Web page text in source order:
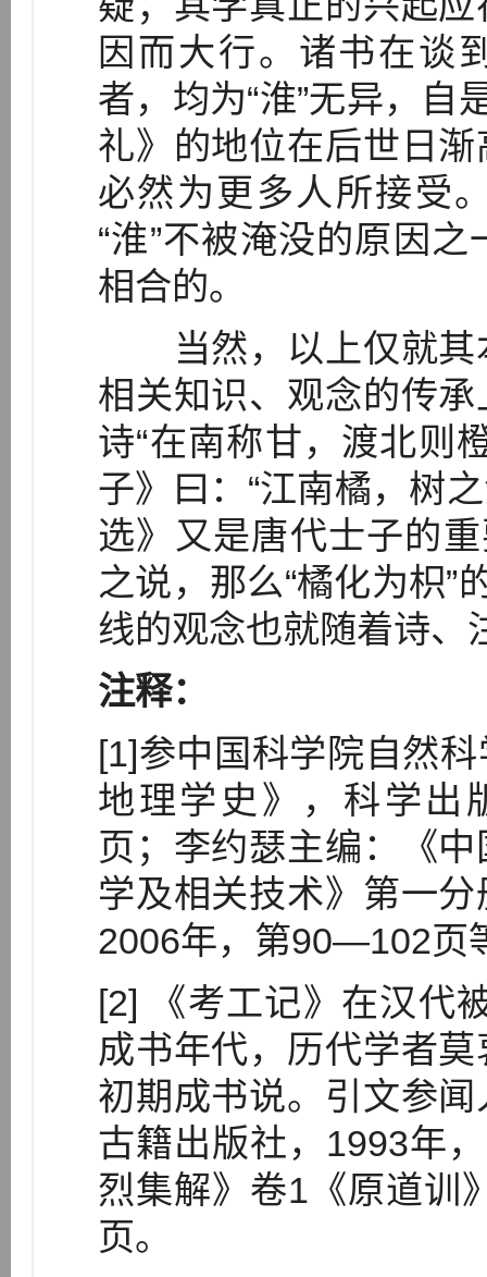
因而大行。诸书在谈
者，均为“淮”无异，自
礼》的地位在后世日
必然为更多人所接受
“淮”不被淹没的原因
相合的。
当然，以上仅就其
相关知识、观念的传
诗“在南称甘，渡北则
子》曰：“江南橘，树
选》又是唐代士子的
之说，那么“橘化为枳”
线的观念也就随着诗、
注释：
[1]参中国科学院自然
地理学史》，科学出
页；李约瑟主编：《
学及相关技术》第一
2006年，第90—102页
[2] 《考工记》在汉代
成书年代，历代学者
初期成书说。引文参
古籍出版社，1993年
烈集解》卷1《原道训
页。